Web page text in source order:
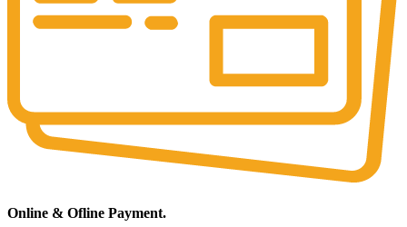
Online & Ofline Payment.